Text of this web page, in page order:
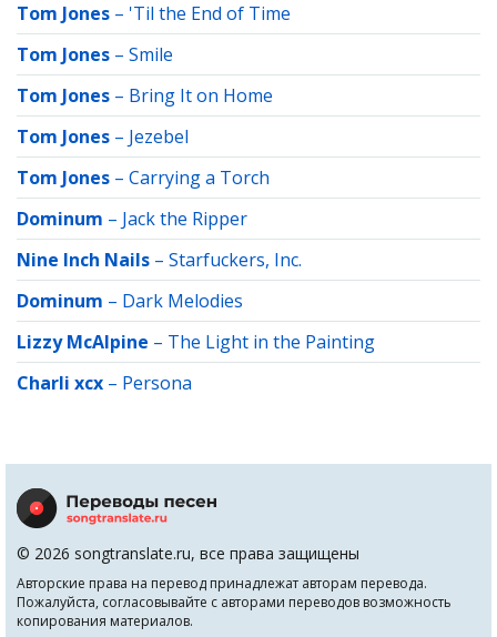
Tom Jones – 'Til the End of Time
Tom Jones – Smile
Tom Jones – Bring It on Home
Tom Jones – Jezebel
Tom Jones – Carrying a Torch
Dominum – Jack the Ripper
Nine Inch Nails – Starfuckers, Inc.
Dominum – Dark Melodies
Lizzy McAlpine – The Light in the Painting
Charli xcx – Persona
© 2026 songtranslate.ru, все права защищены
Авторские права на перевод принадлежат авторам перевода.
Пожалуйста, согласовывайте с авторами переводов возможность
копирования материалов.